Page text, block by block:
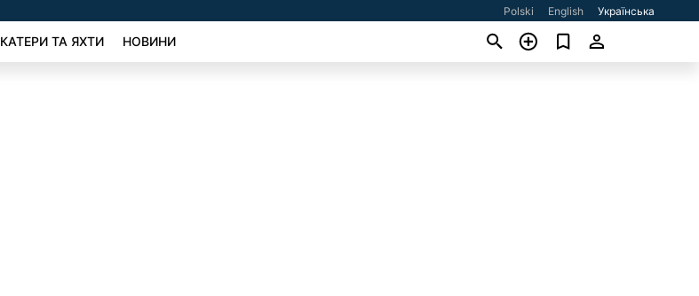
Polski English Українська
КАТЕРИ ТА ЯХТИ НОВИНИ